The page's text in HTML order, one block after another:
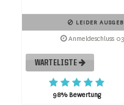
LEIDER
Anmeldeschluss
WARTELISTE
98% Bewertung